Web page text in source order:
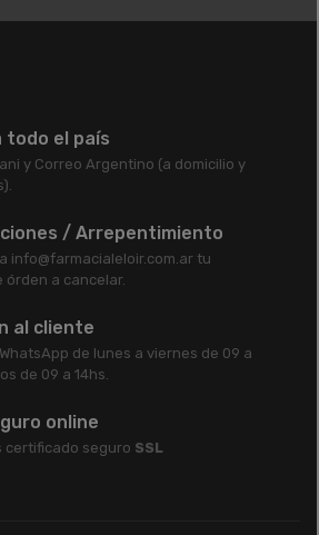
todo el país
y Correo Argentino (a domicilio y
/ Arrepentimiento
info@farmacialeloir.com.ar tu
órden a cancelar.
al cliente
de lunes a viernes de 09 a
de 09 a 14hs.
online
certificado seguro SSL